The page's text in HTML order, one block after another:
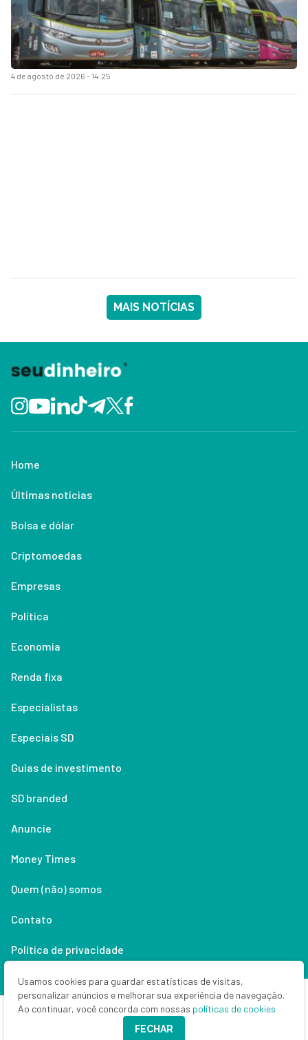
4 de agosto de 2026 - 14:25
MAIS NOTÍCIAS
Home
Últimas notícias
Bolsa e dólar
Criptomoedas
Empresas
Política
Economia
Renda fixa
Especialistas
Especiais SD
Guias de investimento
SD branded
Anuncie
Money Times
Quem (não) somos
Contato
Política de privacidade
Lifestyle
Copyright © 2026 Seu Dinheiro. Todos os direitos reservados.
Usamos cookies para guardar estatísticas de visitas,
personalizar anúncios e melhorar sua experiência de navegação.
Ao continuar, você concorda com nossas políticas de cookies
FECHAR